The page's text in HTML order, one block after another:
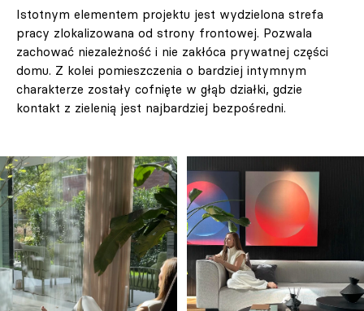
Istotnym elementem projektu jest wydzielona strefa
pracy zlokalizowana od strony frontowej. Pozwala
zachować niezależność i nie zakłóca prywatnej części
domu. Z kolei pomieszczenia o bardziej intymnym
charakterze zostały cofnięte w głąb działki, gdzie
kontakt z zielenią jest najbardziej bezpośredni.